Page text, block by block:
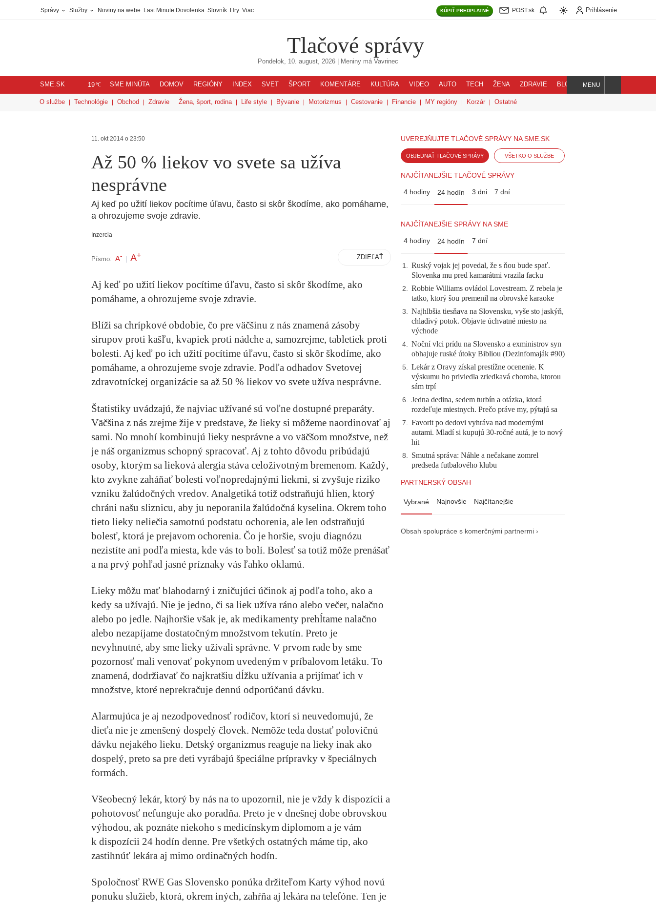
Správy Služby Noviny na webe Last Minute Dovolenka Slovník Hry Viac KÚPIŤ PREDPLATNÉ POST.sk Prihlásenie
Tlačové správy
Pondelok, 10. august, 2026 | Meniny má Vavrinec
SME.SK 19℃ SME MINÚTA DOMOV REGIÓNY INDEX SVET ŠPORT KOMENTÁRE KULTÚRA VIDEO AUTO TECH ŽENA ZDRAVIE BLOG
Hľadaj
MENU
O službe Technológie Obchod Zdravie Žena, šport, rodina Life style Bývanie Motorizmus Cestovanie Financie MY regióny Korzár Ostatné
11. okt 2014 o 23:50
Až 50 % liekov vo svete sa užíva
nesprávne
Aj keď po užití liekov pocítime úľavu, často si skôr škodíme, ako pomáhame,
a ohrozujeme svoje zdravie.
Inzercia
Písmo: A- A+ ZDIEĽAŤ
Aj keď po užití liekov pocítime úľavu, často si skôr škodíme, ako
pomáhame, a ohrozujeme svoje zdravie.
Blíži sa chrípkové obdobie, čo pre väčšinu z nás znamená zásoby
sirupov proti kašľu, kvapiek proti nádche a, samozrejme, tabletiek proti
bolesti. Aj keď po ich užití pocítime úľavu, často si skôr škodíme, ako
pomáhame, a ohrozujeme svoje zdravie. Podľa odhadov Svetovej
zdravotníckej organizácie sa až 50 % liekov vo svete užíva nesprávne.
Štatistiky uvádzajú, že najviac užívané sú voľne dostupné preparáty.
Väčšina z nás zrejme žije v predstave, že lieky si môžeme naordinovať aj
sami. No mnohí kombinujú lieky nesprávne a vo väčšom množstve, než
je náš organizmus schopný spracovať. Aj z tohto dôvodu pribúdajú
osoby, ktorým sa lieková alergia stáva celoživotným bremenom. Každý,
kto zvykne zaháňať bolesti voľnopredajnými liekmi, si zvyšuje riziko
vzniku žalúdočných vredov. Analgetiká totiž odstraňujú hlien, ktorý
chráni našu sliznicu, aby ju neporanila žalúdočná kyselina. Okrem toho
tieto lieky neliečia samotnú podstatu ochorenia, ale len odstraňujú
bolesť, ktorá je prejavom ochorenia. Čo je horšie, svoju diagnózu
nezistíte ani podľa miesta, kde vás to bolí. Bolesť sa totiž môže prenášať
a na prvý pohľad jasné príznaky vás ľahko oklamú.
Lieky môžu mať blahodarný i zničujúci účinok aj podľa toho, ako a
kedy sa užívajú. Nie je jedno, či sa liek užíva ráno alebo večer, nalačno
alebo po jedle. Najhoršie však je, ak medikamenty prehĺtame nalačno
alebo nezapíjame dostatočným množstvom tekutín. Preto je
nevyhnutné, aby sme lieky užívali správne. V prvom rade by sme
pozornosť mali venovať pokynom uvedeným v príbalovom letáku. To
znamená, dodržiavať čo najkratšiu dĺžku užívania a prijímať ich v
množstve, ktoré neprekračuje dennú odporúčanú dávku.
Alarmujúca je aj nezodpovednosť rodičov, ktorí si neuvedomujú, že
dieťa nie je zmenšený dospelý človek. Nemôže teda dostať polovičnú
dávku nejakého lieku. Detský organizmus reaguje na lieky inak ako
dospelý, preto sa pre deti vyrábajú špeciálne prípravky v špeciálnych
formách.
Všeobecný lekár, ktorý by nás na to upozornil, nie je vždy k dispozícii a
pohotovosť nefunguje ako poradňa. Preto je v dnešnej dobe obrovskou
výhodou, ak poznáte niekoho s medicínskym diplomom a je vám
k dispozícii 24 hodín denne. Pre všetkých ostatných máme tip, ako
zastihnúť lekára aj mimo ordinačných hodín.
Spoločnosť RWE Gas Slovensko ponúka držiteľom Karty výhod novú
ponuku služieb, ktorá, okrem iných, zahŕňa aj lekára na telefóne. Ten je
UVEREJŇUJTE TLAČOVÉ SPRÁVY NA SME.SK
OBJEDNAŤ TLAČOVÉ SPRÁVY VŠETKO O SLUŽBE
NAJČÍTANEJŠIE TLAČOVÉ SPRÁVY
4 hodiny 24 hodín 3 dni 7 dní
NAJČÍTANEJŠIE SPRÁVY NA SME
4 hodiny 24 hodín 7 dní
1. Ruský vojak jej povedal, že s ňou bude spať.
Slovenka mu pred kamarátmi vrazila facku
2. Robbie Williams ovládol Lovestream. Z rebela je
tatko, ktorý šou premenil na obrovské karaoke
3. Najhlbšia tiesňava na Slovensku, vyše sto jaskýň,
chladivý potok. Objavte úchvatné miesto na
východe
4. Noční vlci prídu na Slovensko a exministrov syn
obhajuje ruské útoky Bibliou (Dezinfomaják #90)
5. Lekár z Oravy získal prestížne ocenenie. K
výskumu ho priviedla zriedkavá choroba, ktorou
sám trpí
6. Jedna dedina, sedem turbín a otázka, ktorá
rozdeľuje miestnych. Prečo práve my, pýtajú sa
7. Favorit po dedovi vyhráva nad modernými
autami. Mladí si kupujú 30-ročné autá, je to nový
hit
8. Smutná správa: Náhle a nečakane zomrel
predseda futbalového klubu
PARTNERSKÝ OBSAH
Vybrané Najnovšie Najčítanejšie
Obsah spolupráce s komerčnými partnermi ›